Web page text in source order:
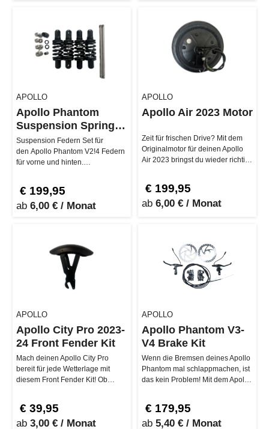
APOLLO
Apollo Phantom
Suspension Spring
Set
Suspension Federn Set für
den Apollo Phantom V2!4 Federn
für vorne und hinten.…
€ 199,95
ab 6,00 € / Monat
APOLLO
Apollo Air 2023 Motor
Zeit für frischen Drive? Mit dem
Originalmotor für deinen Apollo
Air 2023 bringst du wieder richtig
€ 199,95
ab 6,00 € / Monat
APOLLO
Apollo City Pro 2023-
24 Front Fender Kit
Mach deinen Apollo City Pro
bereit für jede Wetterlage mit
diesem Front Fender Kit! Ob
€ 39,95
ab 3,00 € / Monat
APOLLO
Apollo Phantom V3-
V4 Brake Kit
Wenn die Bremsen deines Apollo
Phantom mal schlappmachen, ist
das kein Problem! Mit dem Apollo
€ 179,95
ab 5,40 € / Monat